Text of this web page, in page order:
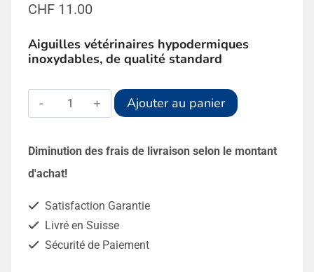
CHF 11.00
Aiguilles vétérinaires hypodermiques
inoxydables, de qualité standard
quantité
de
Aiguilles
vétérinaires
Ajouter au panier
Diminution des frais de livraison selon le montant
d'achat!
Satisfaction Garantie
Livré en Suisse
Sécurité de Paiement